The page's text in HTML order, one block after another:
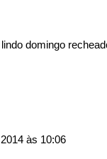
domingo
às 10:06